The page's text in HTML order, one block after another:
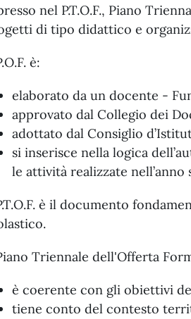
nel P.T.O.F., Piano
di tipo didattico e
è:
elaborato da un docente -
approvato dal Collegio dei
adottato dal Consiglio
si inserisce nella logica
le attività realizzate
è il documento
Triennale dell'Offerta
è coerente con gli obiettivi
tiene conto del contesto